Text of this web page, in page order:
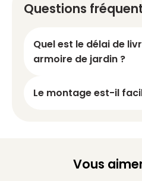
L’assemblage est simple
installation en toute
Caractéristiques
Design bord de mer
Loquet avec option
Questions
Quel est le délai de
armoire de jardin ?
Le montage est-il
Vous